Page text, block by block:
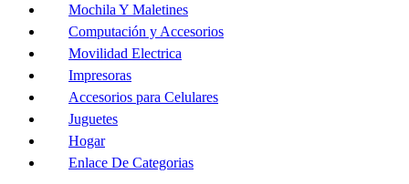
Mochila Y Maletines
Computación y Accesorios
Movilidad Electrica
Impresoras
Accesorios para Celulares
Juguetes
Hogar
Enlace De Categorias